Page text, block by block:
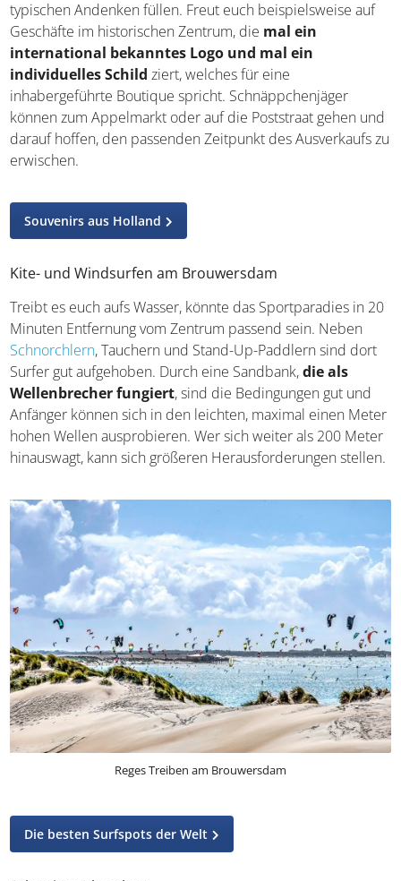
Das Einkaufserlebnis in Zierikzee ist vielseitig und lässt
euch je nach Wunsch die Taschen mit Kleidung,
Accessoires oder typischen Andenken füllen. Freut euch
beispielsweise auf Geschäfte im historischen Zentrum,
diemal ein international bekanntes Logo und mal
ein individuelles Schildziert, welches für eine
inhabergeführte Boutique spricht. Schnäppchenjäger
können zum Appelmarkt oder auf die Poststraat gehen
Ausverkaufs zu erwischen.
Souvenirs aus Holland
Kite- und Windsurfen am Brouwersdam
Treibt es euch aufs Wasser, könnte das Sportparadies in
20 Minuten Entfernung vom Zentrum passend sein.
NebenSchnorchlern, Tauchern und Stand-Up-Paddlern
sind dort Surfer gut aufgehoben. Durch eine Sandbank,
die als Wellenbrecher fungiert, sind die Bedingungen
gut und Anfänger können sich in den leichten, maximal
als 200 Meter hinauswagt, kann sich größeren
Herausforderungen stellen.
Reges Treiben am Brouwersdam